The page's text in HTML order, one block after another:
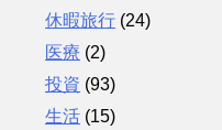
休暇旅行 (24)
医療 (2)
投資 (93)
生活 (15)